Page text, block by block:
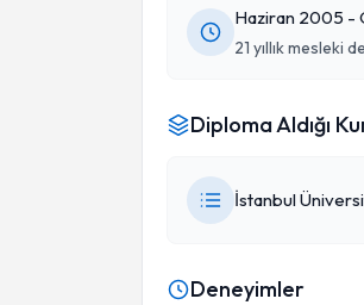
Haziran 2005 -
21 yıllık mesleki
Diploma Aldığı
İstanbul
Deneyimler